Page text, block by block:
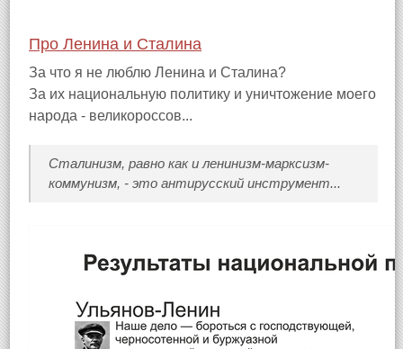
Про Ленина и Сталина
За что я не люблю Ленина и Сталина?
За их национальную политику и уничтожение моего
народа - великороссов...
Сталинизм, равно как и ленинизм-марксизм-
коммунизм, - это антирусский инструмент...